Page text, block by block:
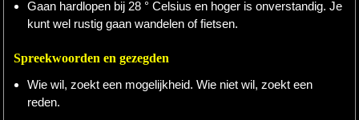
Gaan hardlopen bij 28 ° Celsius en hoger is onverstandig. Je
kunt wel rustig gaan wandelen of fietsen.
Spreekwoorden en gezegden
Wie wil, zoekt een mogelijkheid. Wie niet wil, zoekt een
reden.